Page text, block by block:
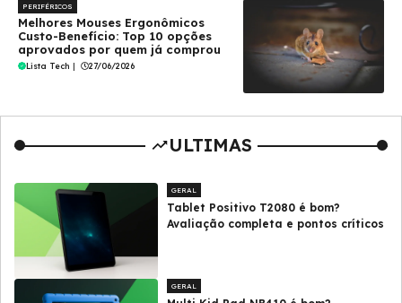
PERIFÉRICOS
Melhores Mouses Ergonômicos
Custo-Benefício: Top 10 opções
aprovados por quem já comprou
Lista Tech | 27/06/2026
ULTIMAS
GERAL
Tablet Positivo T2080 é bom?
Avaliação completa e pontos críticos
GERAL